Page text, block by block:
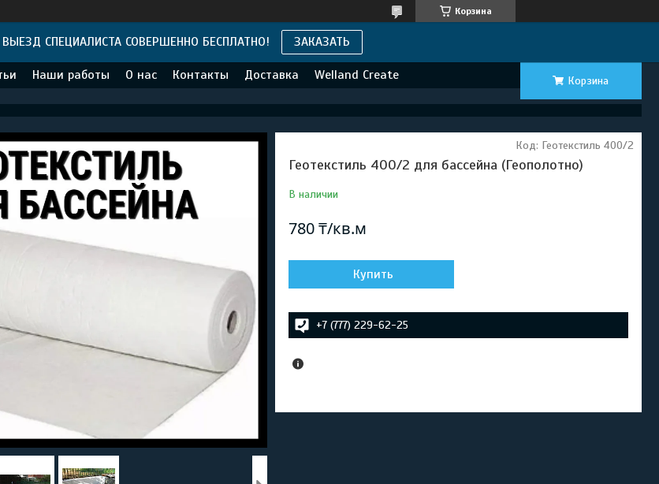
Корзина
СПЕЦИАЛИСТА СОВЕРШЕННО БЕСПЛАТНО! ЗАКАЗАТЬ
Наши работы О нас Контакты Доставка Welland Create Корзина
Геотекстиль 400/2 для бассейна (Геополотно)
В наличии
Код: Геотекстиль 400/2
780 ₸/кв.м
Купить
+7 (777) 229-62-25